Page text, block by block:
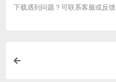
下载遇到问题？可联系客服或反馈